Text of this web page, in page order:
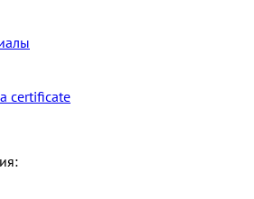
certificate